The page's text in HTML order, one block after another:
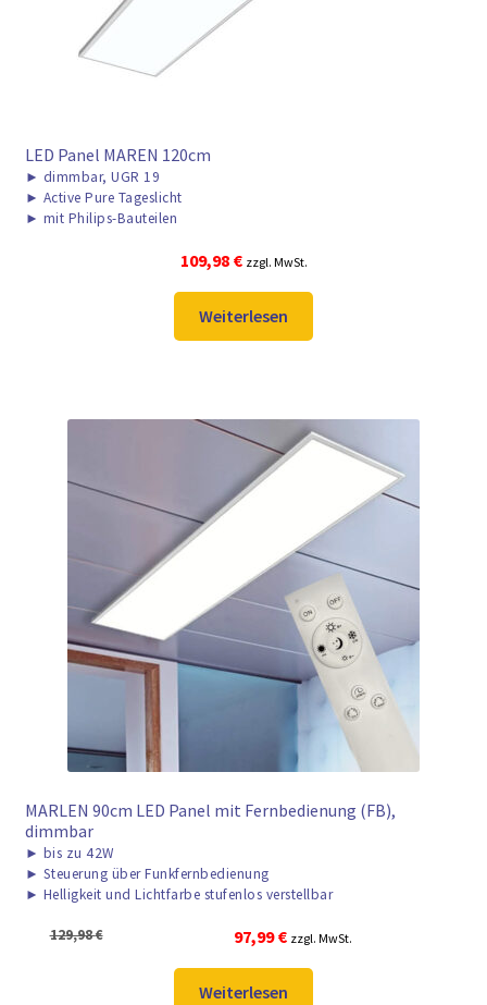
LED Panel MAREN 120cm
► dimmbar, UGR 19
► Active Pure Tageslicht
► mit Philips-Bauteilen
109,98 € zzgl. MwSt.
Weiterlesen
MARLEN 90cm LED Panel mit Fernbedienung (FB),
dimmbar
► bis zu 42W
► Steuerung über Funkfernbedienung
► Helligkeit und Lichtfarbe stufenlos verstellbar
129,98€
Ursprünglicher
Preis
war:
97,99€Aktueller
Preis
ist:
zzgl. MwSt.
Weiterlesen